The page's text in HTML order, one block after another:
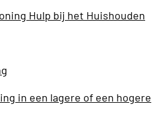
Hulp bij het Huishouden
in een lagere of een hogere